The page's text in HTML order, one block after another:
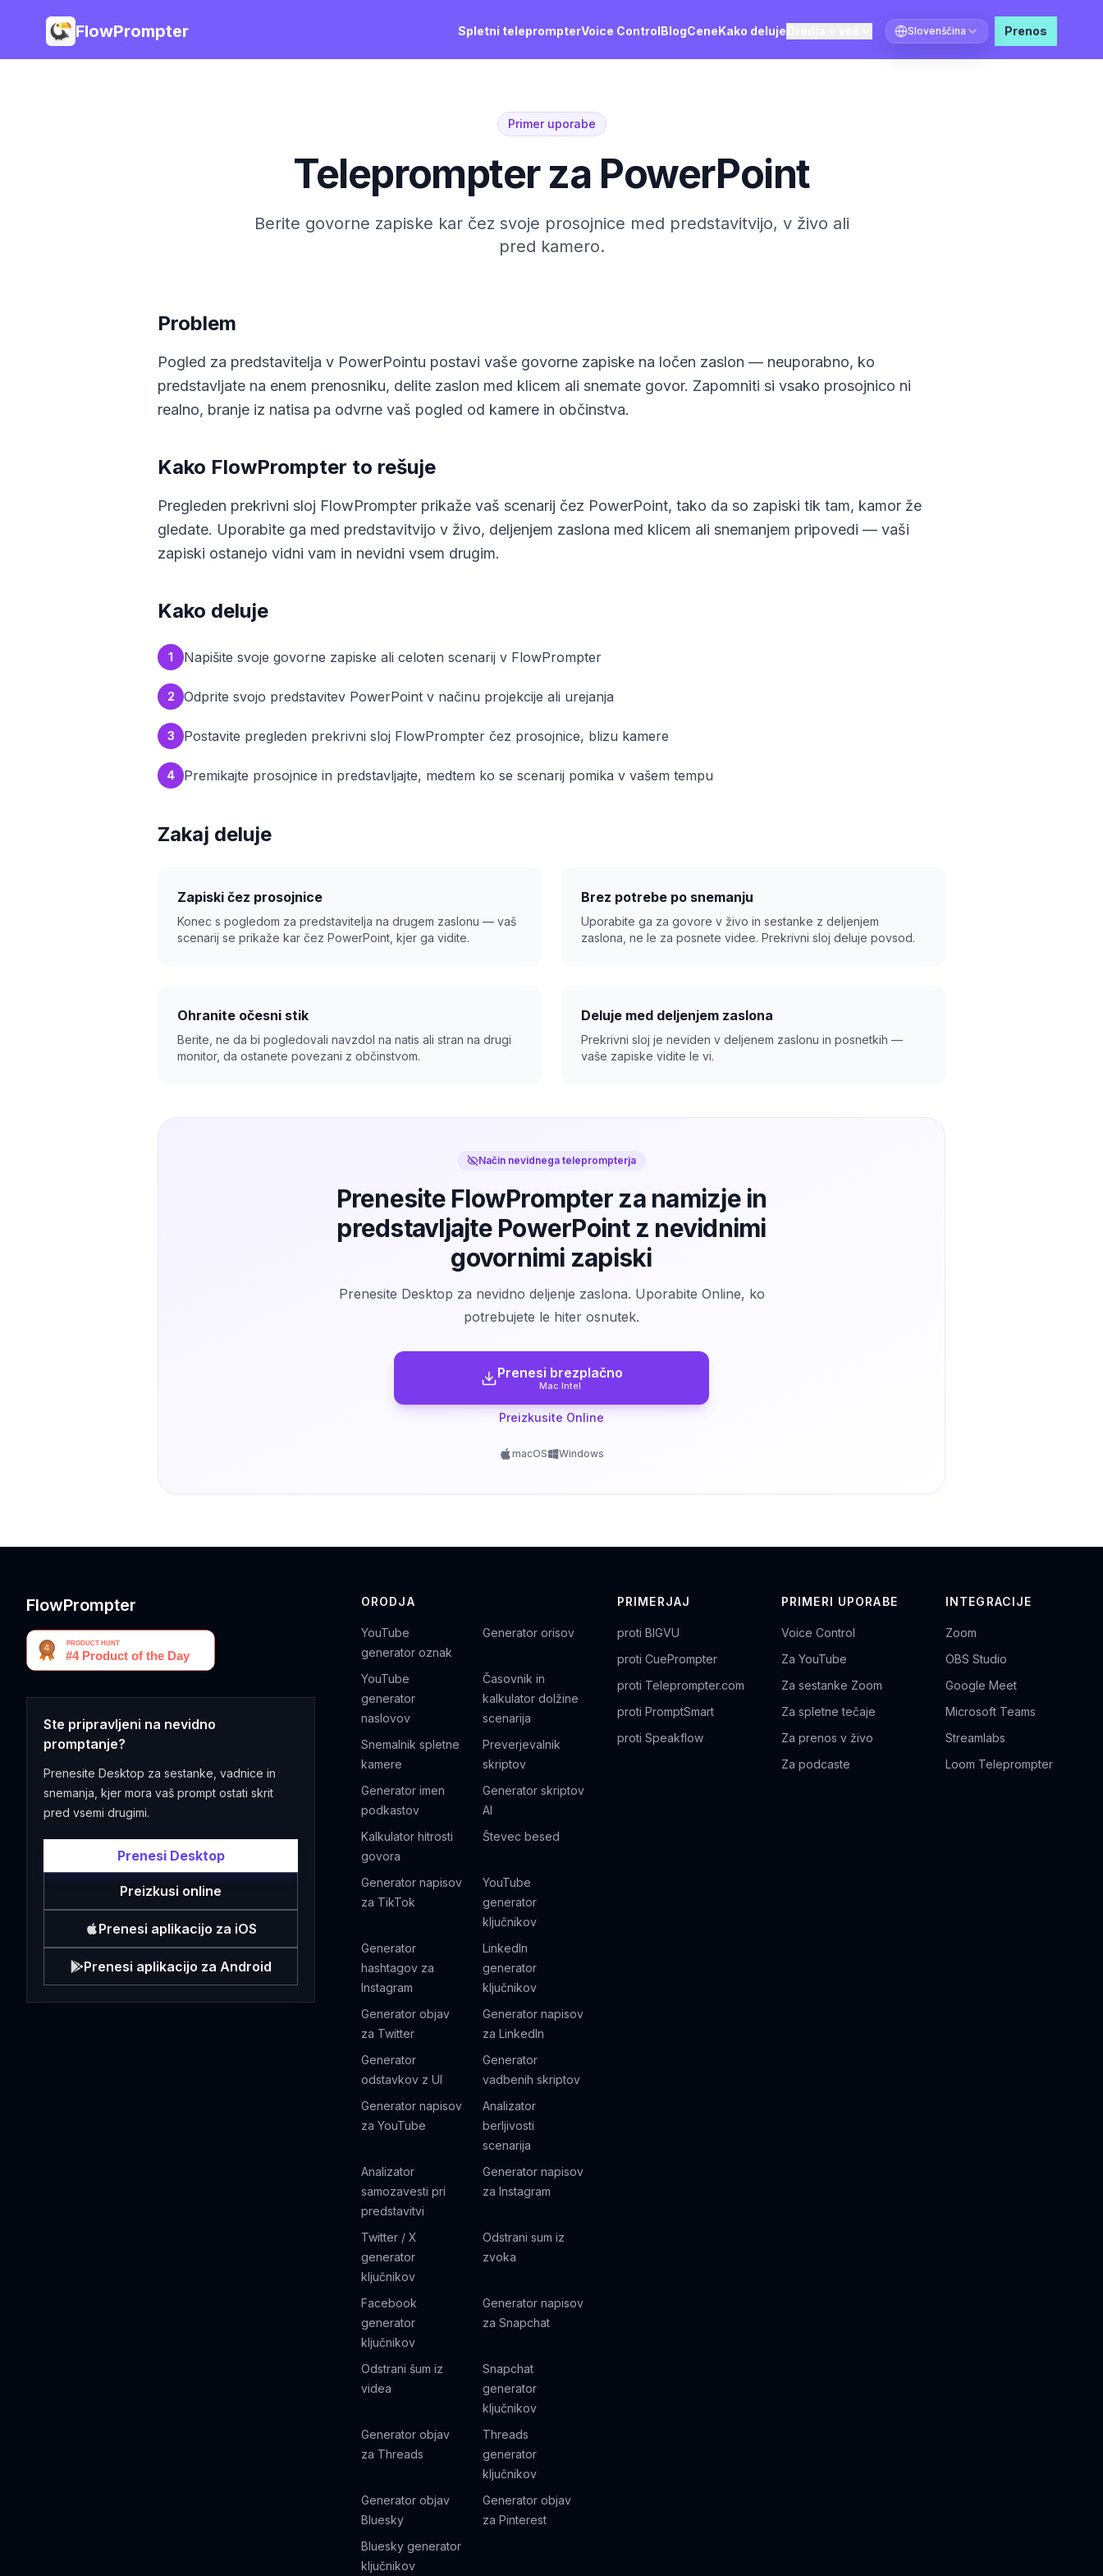
FlowPrompter Spletni teleprompterVoice ControlBlogCeneKako deluje Izberite jezik
Slovenščina Prenos
Primer uporabe
Teleprompter za PowerPoint
Berite govorne zapiske kar čez svoje prosojnice med predstavitvijo, v živo ali
pred kamero.
Problem
Pogled za predstavitelja v PowerPointu postavi vaše govorne zapiske na ločen zaslon — neuporabno, ko
predstavljate na enem prenosniku, delite zaslon med klicem ali snemate govor. Zapomniti si vsako prosojnico ni
realno, branje iz natisa pa odvrne vaš pogled od kamere in občinstva.
Kako FlowPrompter to rešuje
Pregleden prekrivni sloj FlowPrompter prikaže vaš scenarij čez PowerPoint, tako da so zapiski tik tam, kamor že
gledate. Uporabite ga med predstavitvijo v živo, deljenjem zaslona med klicem ali snemanjem pripovedi — vaši
zapiski ostanejo vidni vam in nevidni vsem drugim.
Kako deluje
1 Napišite svoje govorne zapiske ali celoten scenarij v FlowPrompter
2 Odprite svojo predstavitev PowerPoint v načinu projekcije ali urejanja
3 Postavite pregleden prekrivni sloj FlowPrompter čez prosojnice, blizu kamere
4 Premikajte prosojnice in predstavljajte, medtem ko se scenarij pomika v vašem tempu
Zakaj deluje
Zapiski čez prosojnice
Konec s pogledom za predstavitelja na drugem zaslonu — vaš
scenarij se prikaže kar čez PowerPoint, kjer ga vidite.
Brez potrebe po snemanju
Uporabite ga za govore v živo in sestanke z deljenjem
zaslona, ne le za posnete videe. Prekrivni sloj deluje povsod.
Ohranite očesni stik
Berite, ne da bi pogledovali navzdol na natis ali stran na drugi
monitor, da ostanete povezani z občinstvom.
Deluje med deljenjem zaslona
Prekrivni sloj je neviden v deljenem zaslonu in posnetkih —
vaše zapiske vidite le vi.
Način nevidnega teleprompterja
Prenesite FlowPrompter za namizje in
predstavljajte PowerPoint z nevidnimi
govornimi zapiski
Prenesite Desktop za nevidno deljenje zaslona. Uporabite Online, ko
potrebujete le hiter osnutek.
Prenesi brezplačno
Mac Intel
Preizkusite Online
macOS Windows
FlowPrompter
Ste pripravljeni na nevidno
promptanje?
Prenesite Desktop za sestanke, vadnice in
snemanja, kjer mora vaš prompt ostati skrit
pred vsemi drugimi.
Prenesi Desktop
Preizkusi online
Prenesi aplikacijo za iOS
Prenesi aplikacijo za Android
ORODJA
YouTube
generator oznak
Generator orisov
YouTube
generator
naslovov
Časovnik in
kalkulator dolžine
scenarija
Snemalnik spletne
kamere
Preverjevalnik
skriptov
Generator imen
podkastov
Generator skriptov
AI
Kalkulator hitrosti
govora
Števec besed
Generator napisov
za TikTok
YouTube
generator
ključnikov
Generator
hashtagov za
Instagram
LinkedIn
generator
ključnikov
Generator objav
za Twitter
Generator napisov
za LinkedIn
Generator
odstavkov z UI
Generator
vadbenih skriptov
Generator napisov
za YouTube
Analizator
berljivosti
scenarija
Analizator
samozavesti pri
predstavitvi
Generator napisov
za Instagram
Twitter / X
generator
ključnikov
Odstrani sum iz
zvoka
Facebook
generator
ključnikov
Generator napisov
za Snapchat
Odstrani šum iz
videa
Snapchat
generator
ključnikov
Generator objav
za Threads
Threads
generator
ključnikov
Generator objav
Bluesky
Generator objav
za Pinterest
Bluesky generator
ključnikov
PRIMERJAJ
proti BIGVU
proti CuePrompter
proti Teleprompter.com
proti PromptSmart
proti Speakflow
PRIMERI UPORABE
Voice Control
Za YouTube
Za sestanke Zoom
Za spletne tečaje
Za prenos v živo
Za podcaste
INTEGRACIJE
Zoom
OBS Studio
Google Meet
Microsoft Teams
Streamlabs
Loom Teleprompter